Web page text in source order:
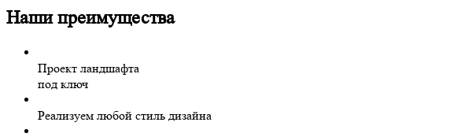
Наши преимущества
Проект ландшафта
под ключ
Реализуем любой стиль дизайна